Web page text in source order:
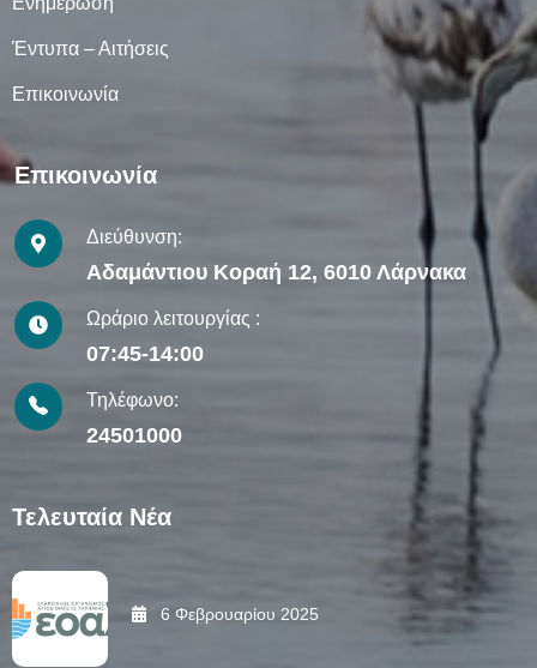
Έντυπα – Αιτήσεις
Επικοινωνία
Επικοινωνία
Διεύθυνση:
Αδαμάντιου Κοραή 12, 6010 Λάρνακα
Ωράριο λειτουργίας :
07:45-14:00
Τηλέφωνο:
24501000
Τελευταία Νέα
6 Φεβρουαρίου 2025